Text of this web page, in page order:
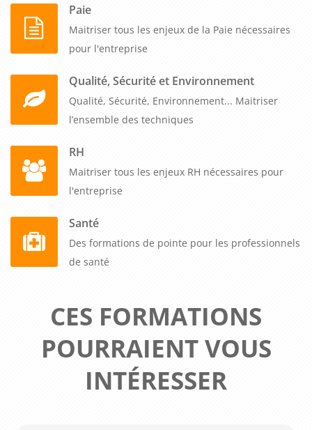
Paie
Maitriser tous les enjeux de la Paie nécessaires
pour l'entreprise
Qualité, Sécurité et Environnement
Qualité, Sécurité, Environnement... Maitriser
l’ensemble des techniques
RH
Maitriser tous les enjeux RH nécessaires pour
l'entreprise
Santé
Des formations de pointe pour les professionnels
de santé
CES FORMATIONS
POURRAIENT VOUS
INTÉRESSER